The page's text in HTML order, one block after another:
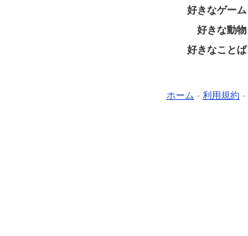
好きなゲーム
好きな動物
好きなことば
ホーム - 利用規約 -